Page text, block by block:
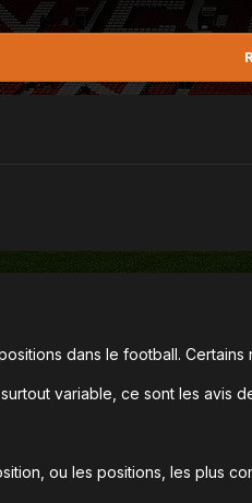
dans le football.
variable, ce sont les avis
ou les positions, les plus